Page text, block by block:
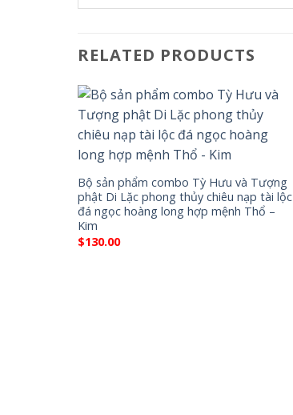
RELATED PRODUCTS
Bộ sản phẩm combo Tỳ Hưu và Tượng
phật Di Lặc phong thủy chiêu nạp tài lộc
đá ngọc hoàng long hợp mệnh Thổ –
Kim
$130.00